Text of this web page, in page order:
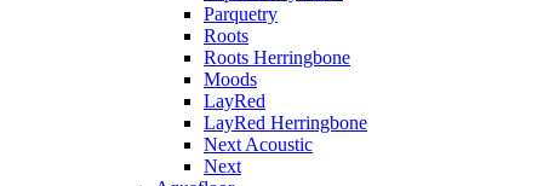
Parquetry
Roots
Roots Herringbone
Moods
LayRed
LayRed Herringbone
Next Acoustic
Next